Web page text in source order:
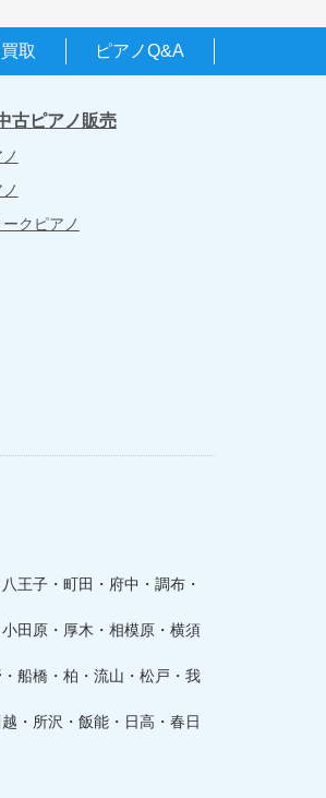
取 ピアノQ&A
古ピアノ販売
クピアノ
王子・町田・府中・調布・
田原・厚木・相模原・横須
船橋・柏・流山・松戸・我
・所沢・飯能・日高・春日